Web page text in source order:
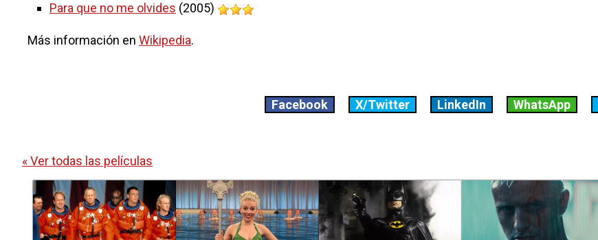
Para que no me olvides (2005)
Más información en Wikipedia.
Facebook X/Twitter LinkedIn WhatsApp
« Ver todas las películas